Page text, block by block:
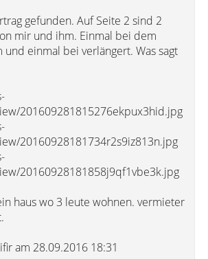
gefunden. Auf Seite 2 sind 2
mir und ihm. Einmal bei dem
und einmal bei verlängert. Was sagt
201609281815276ekpux3hid.jpg
20160928181734r2s9iz813n.jpg
20160928181858j9qf1vbe3k.jpg
haus wo 3 leute wohnen. vermieter
am 28.09.2016 18:31